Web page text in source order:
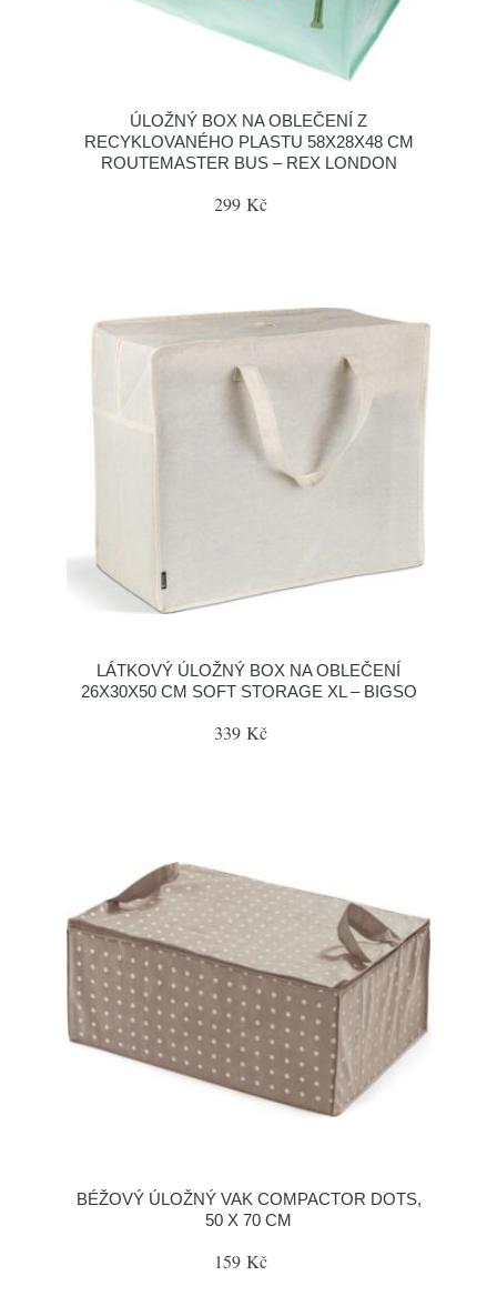
ÚLOŽNÝ BOX NA OBLEČENÍ Z
RECYKLOVANÉHO PLASTU 58X28X48 CM
ROUTEMASTER BUS – REX LONDON
299 Kč
LÁTKOVÝ ÚLOŽNÝ BOX NA OBLEČENÍ
26X30X50 CM SOFT STORAGE XL – BIGSO
339 Kč
BÉŽOVÝ ÚLOŽNÝ VAK COMPACTOR DOTS,
50 X 70 CM
159 Kč